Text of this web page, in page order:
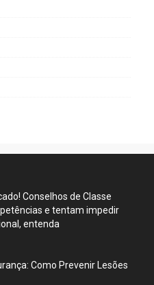
Conselhos de Classe
e tentam impedir
entenda
Como Prevenir Lesões